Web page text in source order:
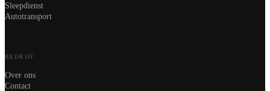
Sleepdienst
Autotransport
BEDRIJF
Over ons
Contact